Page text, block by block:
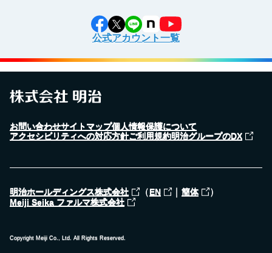
公式アカウント一覧
お問い合わせサイトマップ個人情報保護について
アクセシビリティへの対応方針ご利用規約明治グループのDX
明治ホールディングス株式会社 （EN ｜ 簡体 ）
Meiji Seika ファルマ株式会社
Copyright Meiji Co., Ltd. All Rights Reserved.